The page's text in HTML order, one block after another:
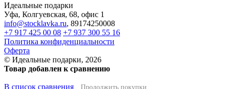
Идеальные подарки
Уфа, Колгуевская, 68, офис 1
info@stocklavka.ru, 89174250008
+7 917 425 00 08 +7 937 300 55 16
Политика конфиденциальности
Оферта
© Идеальные подарки, 2026
Товар добавлен к сравнению
В список сравнения Продолжить покупки